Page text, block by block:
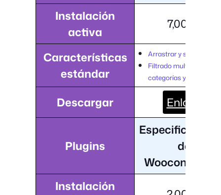
Instalación
activa
7,000+
Características
estándar
Arrastrar y soltar
Filtrado multinivel de
categorías y etiquetas
Descargar Enlace
Plugins
de
Instalación